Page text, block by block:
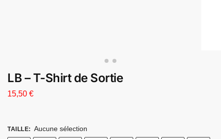
LB – T-Shirt de Sortie
15,50 €
TAILLE: Aucune sélection